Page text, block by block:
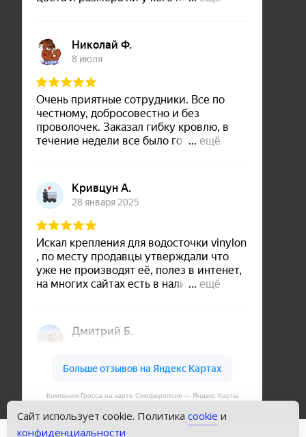
Компания Гросса на карте Симферополя — Яндекс Карты
Сайт использует cookie. Политика cookie и
конфиденциальности